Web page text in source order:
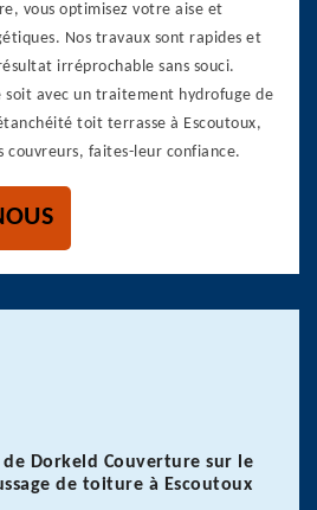
vous optimisez votre aise et
Nos travaux sont rapides et
irréprochable sans souci.
avec un traitement hydrofuge de
toit terrasse à Escoutoux,
couvreurs, faites-leur confiance.
Dorkeld Couverture sur le
de toiture à Escoutoux